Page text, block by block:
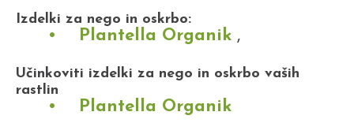
Izdelki za nego in oskrbo:
Plantella Organik ,
Učinkoviti izdelki za nego in oskrbo vaših
rastlin
Plantella Organik